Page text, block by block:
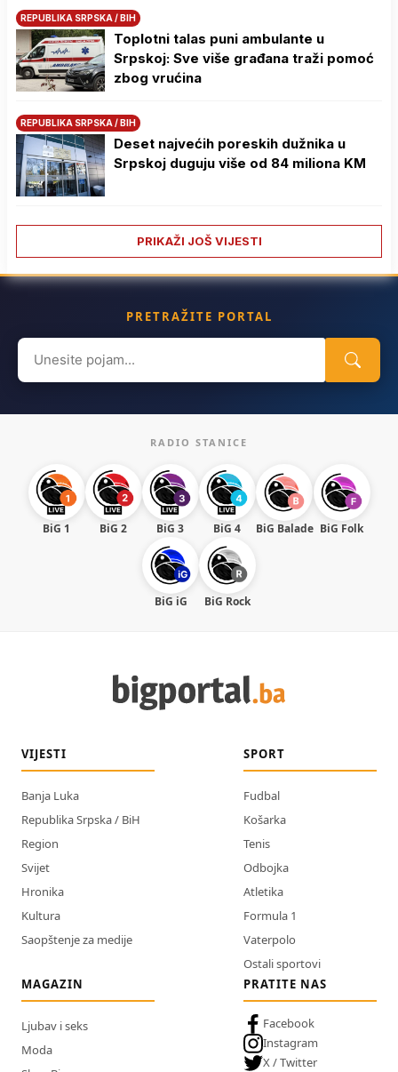
REPUBLIKA SRPSKA / BIH
Toplotni talas puni ambulante u
Srpskoj: Sve više građana traži pomoć
zbog vrućina
REPUBLIKA SRPSKA / BIH
Deset najvećih poreskih dužnika u
Srpskoj duguju više od 84 miliona KM
PRIKAŽI JOŠ VIJESTI
PRETRAŽITE PORTAL
Search
for:
RADIO STANICE
BiG 1 BiG 2 BiG 3 BiG 4 BiG Balade BiG Folk
BiG iG BiG Rock
VIJESTI
Banja Luka
Republika Srpska / BiH
Region
Svijet
Hronika
Kultura
Saopštenje za medije
SPORT
Fudbal
Košarka
Tenis
Odbojka
Atletika
Formula 1
Vaterpolo
Ostali sportovi
MAGAZIN
Ljubav i seks
Moda
PRATITE NAS
Facebook
Instagram
X / Twitter